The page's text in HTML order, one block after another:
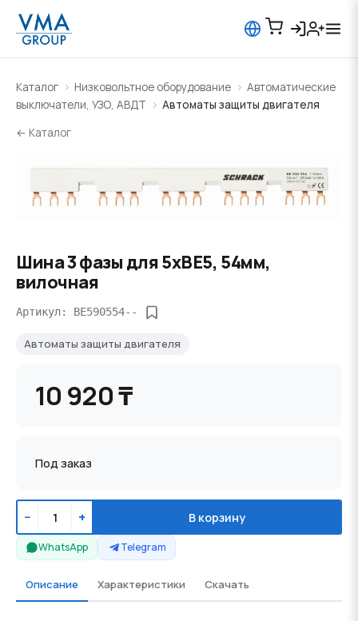
Каталог Низковольтное оборудование
Автоматические
выключатели, УЗО, АВДТ
Автоматы защиты двигателя
← Каталог
Шина 3 фазы для 5xBE5, 54мм,
вилочная
Артикул: BE590554--
Автоматы защиты двигателя
10 920 ₸
Под заказ
− + В корзину
WhatsApp Telegram
Описание Характеристики Скачать